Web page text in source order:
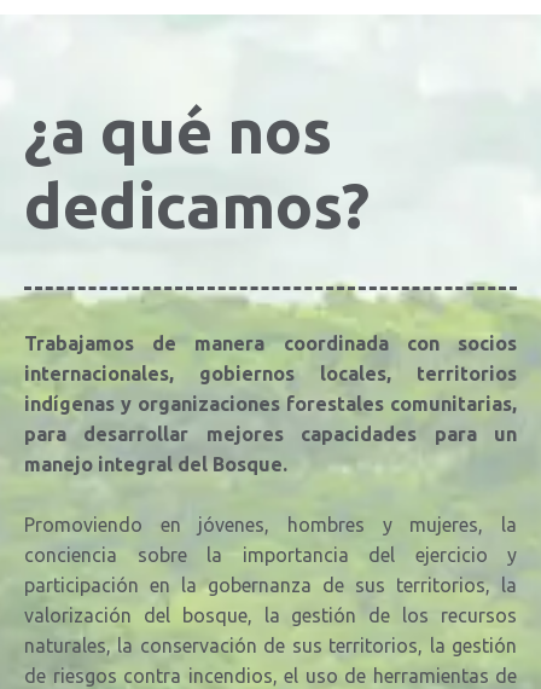
¿a qué nos
dedicamos?
Trabajamos de manera coordinada con socios
internacionales, gobiernos locales, territorios
indígenas y organizaciones forestales comunitarias,
para desarrollar mejores capacidades para un
manejo integral del Bosque.
Promoviendo en jóvenes, hombres y mujeres, la
conciencia sobre la importancia del ejercicio y
participación en la gobernanza de sus territorios, la
valorización del bosque, la gestión de los recursos
naturales, la conservación de sus territorios, la gestión
de riesgos contra incendios, el uso de herramientas de